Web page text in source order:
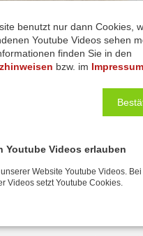
aktuelle Preisübersicht. In den
MEHR ERFAHREN
benutzt nur dann Cookies,
Youtube Videos sehen
finden Sie in den
bzw. im Impressum
Youtube Videos erlauben
Website Youtube Videos. Bei
Videos setzt Youtube Cookies.